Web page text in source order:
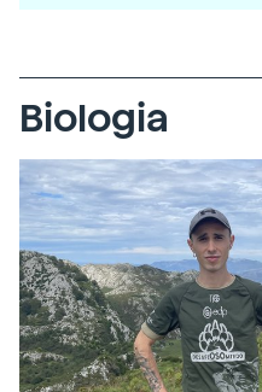
Biologia